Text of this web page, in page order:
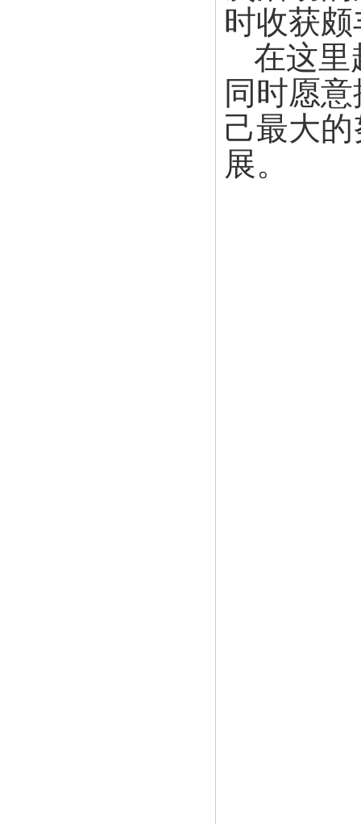
时收获
在这里
同时愿
己最大
展。